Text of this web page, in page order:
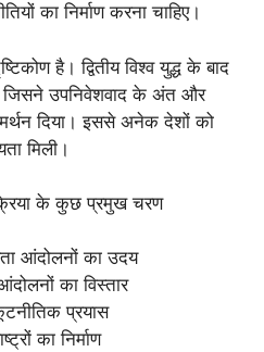
का निर्माण करना चाहिए।
है। द्वितीय विश्व युद्ध के बाद
जिसने उपनिवेशवाद के अंत और
दिया। इससे अनेक देशों को
मिली।
के कुछ प्रमुख चरण
आंदोलनों का उदय
का विस्तार
प्रयास
का निर्माण